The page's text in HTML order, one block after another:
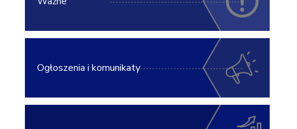
Ogłoszenia i komunikaty